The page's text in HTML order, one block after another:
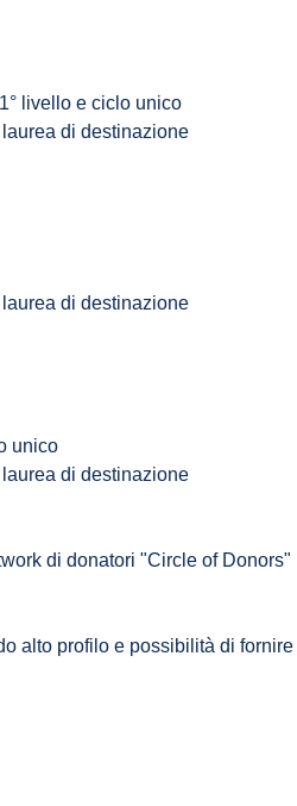
livello e ciclo unico
di destinazione
di destinazione
unico
di destinazione
di donatori "Circle of Donors"
alto profilo e possibilità di